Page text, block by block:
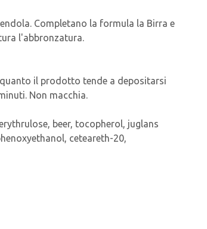
Completano la formula la Birra e
l'abbronzatura.
il prodotto tende a depositarsi
Non macchia.
beer, tocopherol, juglans
ceteareth-20,